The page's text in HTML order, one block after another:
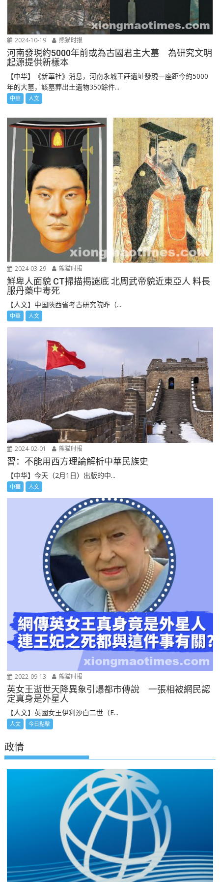
2024-10-19 熊猫时报
河南發現約5000年前或為古國君主大墓 為研究文明
起源提供新樣本
【中华】《新華社》消息，河南永城王莊遺址發現一座距今約5000
年的大墓，該墓葬出土遺物350餘件...
中華 人文
2024-03-29 熊猫时报
鮮卑人面貌 CT掃描揭謎底 北周武帝貌近東亞人 料長
服丹藥中毒死
【人文】中国陜西省考古研究院昨（...
中華 人文
2024-02-01 熊猫时报
習：不能用西方理論解析中華民族史
【中华】今天（2月1日）出版的中...
中華 人文
2022-09-13 熊猫时报
英女王逝世天降異象引爆都市傳說 一張相被網民認
定真身是外星人
【人文】英國女王伊利沙白二世（E...
人文 今日點擊
政情